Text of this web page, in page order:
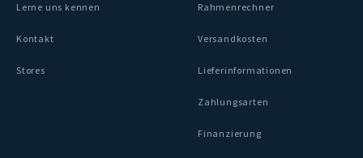
Lerne uns kennen
Kontakt
Stores
Rahmenrechner
Versandkosten
Lieferinformationen
Zahlungsarten
Finanzierung